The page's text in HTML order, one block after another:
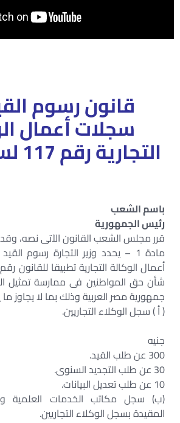
قانونرسوم
سجلات أعمال
التجارية رقم 117 لسنة 1975
باسم الشعب
رئيس الجمهورية
قرر مجلس الشعب القانون الآتى نصه، وقد
مادة 1 – يحدد وزير التجارة رسوم
شأن حق المواطنين فى ممارسة تمثيل
جمهورية مصر العربية وذلك بما لا يجاوز ما
( أ ) سجل الوكلاء التجاريين.
جنيه
300 عن طلب القيد.
30 عن طلب التجديد السنوى.
10 عن طلب تعديل البيانات.
(ب) سجل مكاتب الخدمات العلمية
المقيدة بسجل الوكلاء التجاريين.